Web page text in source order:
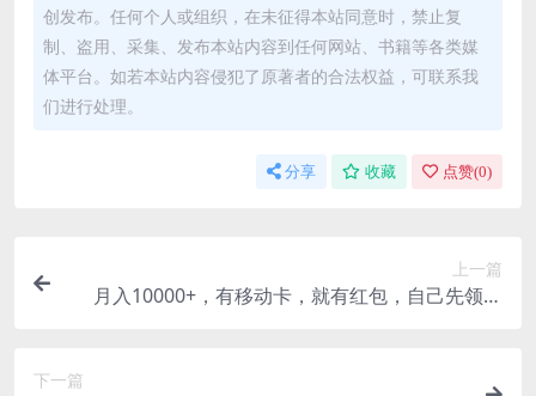
创发布。任何个人或组织，在未征得本站同意时，禁止复
制、盗用、采集、发布本站内容到任何网站、书籍等各类媒
体平台。如若本站内容侵犯了原著者的合法权益，可联系我
们进行处理。
分享 收藏 点赞(0)
上一篇
月入10000+，有移动卡，就有红包，自己先领红
下一篇